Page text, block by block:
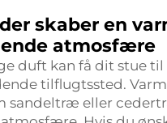
skaber en
atmosfære
duft kan få dit stue til
tilflugtssted.
sandeltræ eller